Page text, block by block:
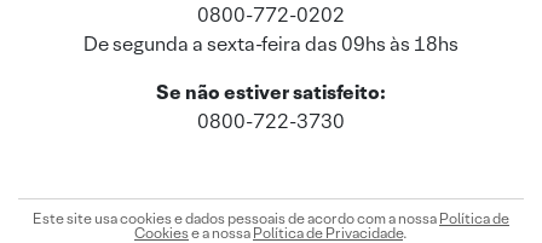
0800-772-0202
De segunda a sexta-feira das 09hs às 18hs
Se não estiver satisfeito:
0800-722-3730
Este site usa cookies e dados pessoais de acordo com a nossa Política de
Cookiese a nossa Política de Privacidade.